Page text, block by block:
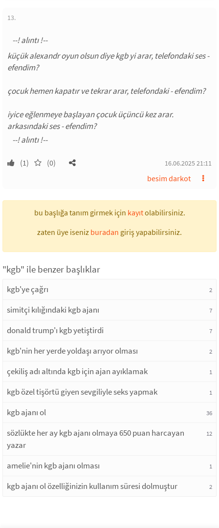
13.
küçük alexandr oyun olsun diye kgb yi arar, telefondaki ses -
efendim?
çocuk hemen kapatır ve tekrar arar, telefondaki - efendim?
iyice eğlenmeye başlayan çocuk üçüncü kez arar.
arkasındaki ses - efendim?
(1) (0) 16.06.2025 21:11
besim darkot
bu başlığa tanım girmek için kayıtolabilirsiniz.
zaten üye iseniz buradan giriş yapabilirsiniz.
"kgb" ile benzer başlıklar
kgb'ye çağrı 2
simitçi kılığındaki kgb ajanı 7
donald trump'ı kgb yetiştirdi 7
kgb'nin her yerde yoldaşı arıyor olması 2
çekiliş adı altında kgb için ajan ayıklamak 1
kgb özel tişörtü giyen sevgiliyle seks yapmak 1
kgb ajanı ol 36
sözlükte her ay kgb ajanı olmaya 650 puan harcayan
yazar
12
amelie'nin kgb ajanı olması 1
kgb ajanı ol özelliğinizin kullanım süresi dolmuştur 2